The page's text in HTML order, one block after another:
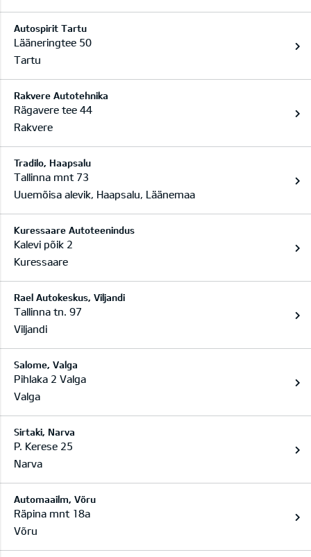
Autospirit Tartu
Lääneringtee 50
Tartu
Rakvere Autotehnika
Rägavere tee 44
Rakvere
Tradilo, Haapsalu
Tallinna mnt 73
Uuemõisa alevik, Haapsalu, Läänemaa
Kuressaare Autoteenindus
Kalevi põik 2
Kuressaare
Rael Autokeskus, Viljandi
Tallinna tn. 97
Viljandi
Salome, Valga
Pihlaka 2 Valga
Valga
Sirtaki, Narva
P. Kerese 25
Narva
Automaailm, Võru
Räpina mnt 18a
Võru